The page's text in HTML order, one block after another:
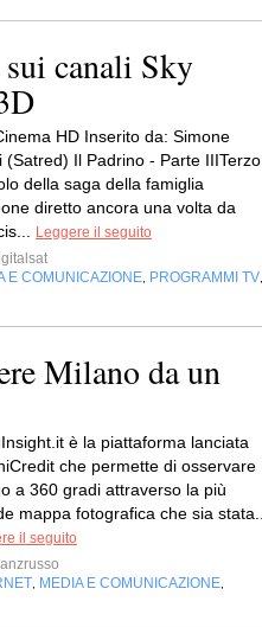
canali Sky
HD Inserito da: Simone
(Satred) Il Padrino - Parte IIITerzo
della saga della famiglia
diretto ancora una volta da
Leggere il seguito
E COMUNICAZIONE PROGRAMMI TV
Milano da un
è la piattaforma lanciata
che permette di osservare
a 360 gradi attraverso la più
mappa fotografica che sia
il seguito
MEDIA E COMUNICAZIONE